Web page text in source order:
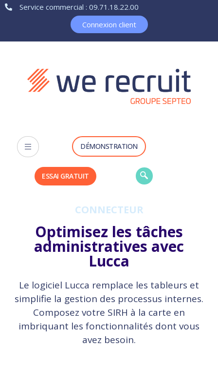
Service commercial : 09.71.18.22.00
Connexion client
DÉMONSTRATION
ESSAI GRATUIT
CONNECTEUR
Optimisez les tâches
administratives avec
Lucca
Le logiciel Lucca remplace les tableurs et
simplifie la gestion des processus internes.
Composez votre SIRH à la carte en
imbriquant les fonctionnalités dont vous
avez besoin.